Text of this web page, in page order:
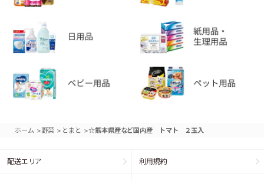
ホーム >野菜 > とまと >☆熊本県産など国内産 トマト ２玉入
配送エリア 利用規約